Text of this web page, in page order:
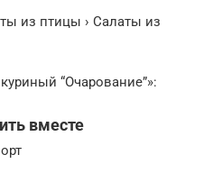
из птицы › Салаты из
“Очарование”»:
вместе